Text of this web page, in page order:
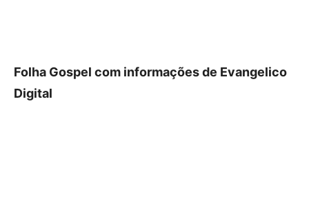
Folha Gospel com informações de Evangelico
Digital